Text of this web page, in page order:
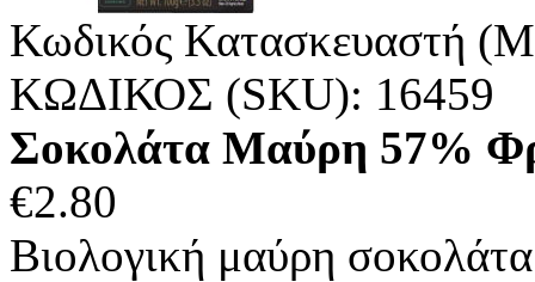
Κωδικός Κατασκευαστή
ΚΩΔΙΚΟΣ (SKU): 16459
Σοκολάτα Μαύρη 57%
€2.80
Βιολογική μαύρη